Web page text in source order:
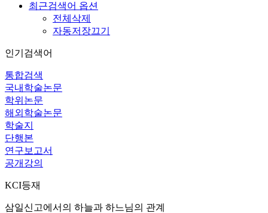
최근검색어 옵션
전체삭제
자동저장끄기
인기검색어
통합검색
국내학술논문
학위논문
해외학술논문
학술지
단행본
연구보고서
공개강의
KCI등재
삼일신고에서의 하늘과 하느님의 관계